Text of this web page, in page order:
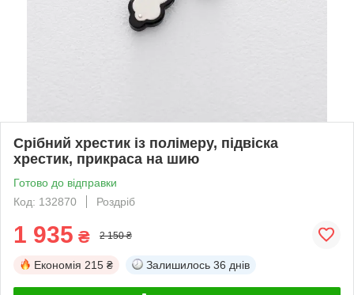
Срібний хрестик із полімеру, підвіска
хрестик, прикраса на шию
Готово до відправки
Код: 132870
Роздріб
1 935 ₴ 2 150 ₴
Економія 215 ₴ Залишилось 36 днів